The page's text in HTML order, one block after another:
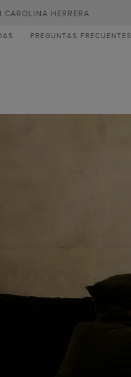
CAROLINA HERRERA
PREGUNTAS FRECUENTES